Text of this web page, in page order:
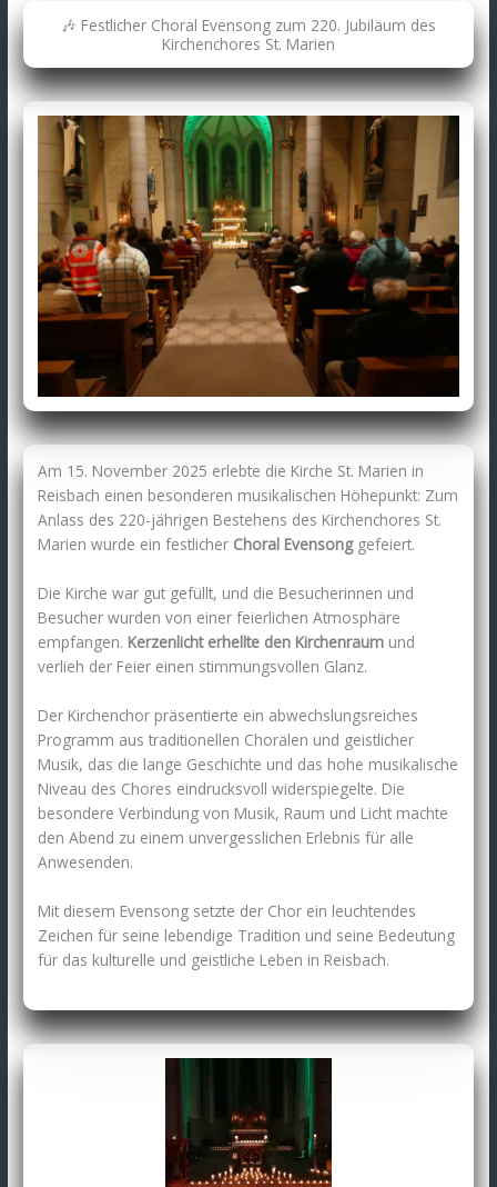
🎶 Festlicher Choral Evensong zum 220. Jubiläum des
Kirchenchores St. Marien
Am 15. November 2025 erlebte die Kirche St. Marien in
Reisbach einen besonderen musikalischen Höhepunkt: Zum
Anlass des 220-jährigen Bestehens des Kirchenchores St.
Marien wurde ein festlicher Choral Evensonggefeiert.
Die Kirche war gut gefüllt, und die Besucherinnen und
Besucher wurden von einer feierlichen Atmosphäre
empfangen. Kerzenlicht erhellte den Kirchenraum und
verlieh der Feier einen stimmungsvollen Glanz.
Der Kirchenchor präsentierte ein abwechslungsreiches
Programm aus traditionellen Chorälen und geistlicher
Musik, das die lange Geschichte und das hohe musikalische
Niveau des Chores eindrucksvoll widerspiegelte. Die
besondere Verbindung von Musik, Raum und Licht machte
den Abend zu einem unvergesslichen Erlebnis für alle
Anwesenden.
Mit diesem Evensong setzte der Chor ein leuchtendes
Zeichen für seine lebendige Tradition und seine Bedeutung
für das kulturelle und geistliche Leben in Reisbach.